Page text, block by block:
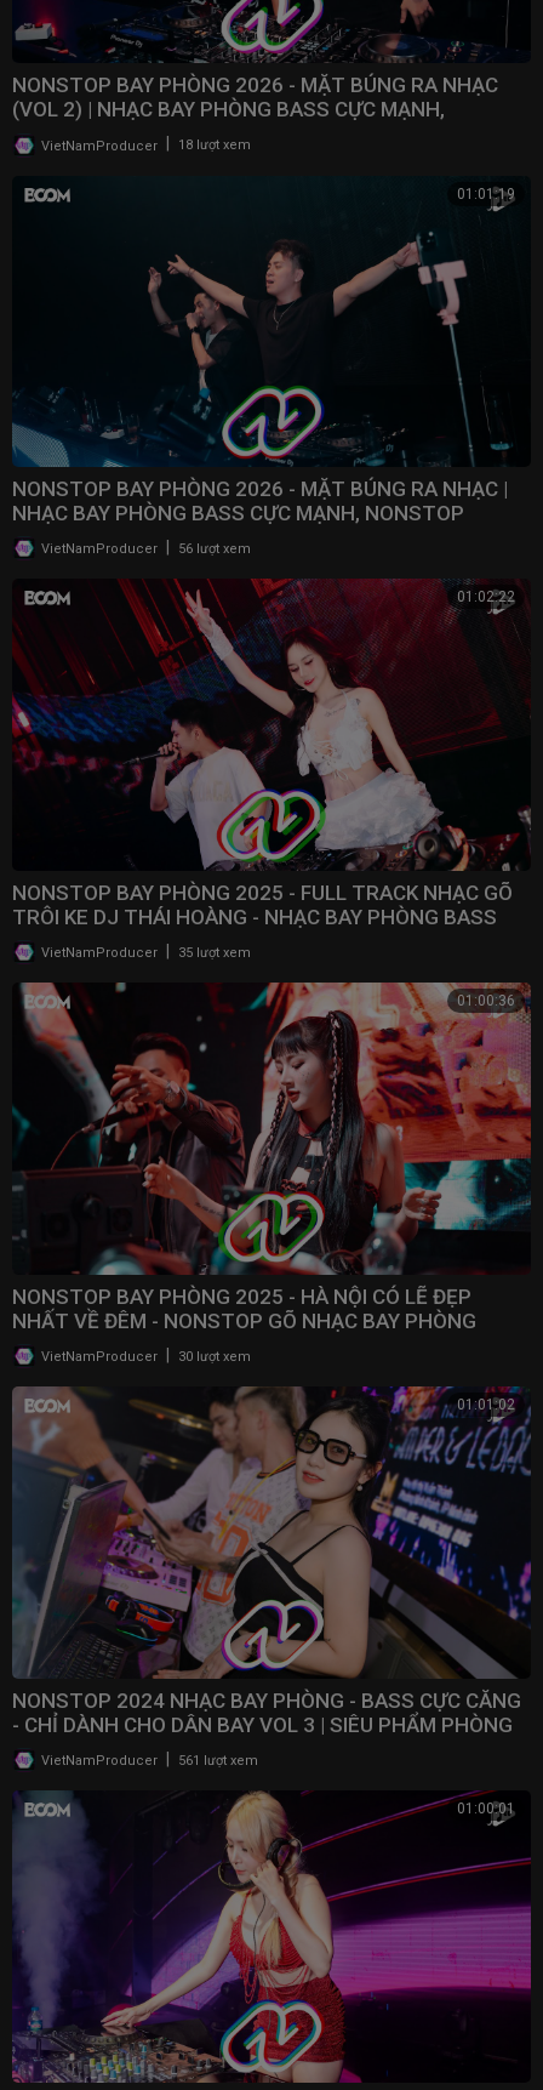
NONSTOP BAY PHÒNG 2026 - MẶT BÚNG RA NHẠC
(VOL 2) | NHẠC BAY PHÒNG BASS CỰC MẠNH,
NONSTOP 2025
VietNamProducer 18 lượt xem
01:01:19
NONSTOP BAY PHÒNG 2026 - MẶT BÚNG RA NHẠC |
NHẠC BAY PHÒNG BASS CỰC MẠNH, NONSTOP
VINAHOUSE 2025
VietNamProducer 56 lượt xem
01:02:22
NONSTOP BAY PHÒNG 2025 - FULL TRACK NHẠC GÕ
TRÔI KE DJ THÁI HOÀNG - NHẠC BAY PHÒNG BASS
CWCH MẠNH
VietNamProducer 35 lượt xem
01:00:36
NONSTOP BAY PHÒNG 2025 - HÀ NỘI CÓ LẼ ĐẸP
NHẤT VỀ ĐÊM - NONSTOP GÕ NHẠC BAY PHÒNG
BASS CỰC MẠNH 2025
VietNamProducer 30 lượt xem
01:01:02
NONSTOP 2024 NHẠC BAY PHÒNG - BASS CỰC CĂNG
- CHỈ DÀNH CHO DÂN BAY VOL 3 | SIÊU PHẨM PHÒNG
BAY 2024
VietNamProducer 561 lượt xem
01:00:01